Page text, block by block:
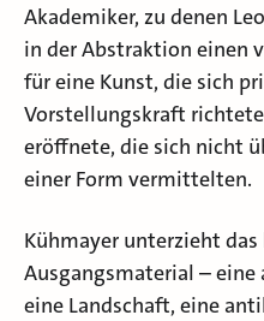
Akademiker, zu denen
in der Abstraktion einen
für eine Kunst, die sich
Vorstellungskraft
eröffnete, die sich nicht
einer Form vermittelten.
Kühmayer unterzieht
Ausgangsmaterial – eine
eine Landschaft, eine